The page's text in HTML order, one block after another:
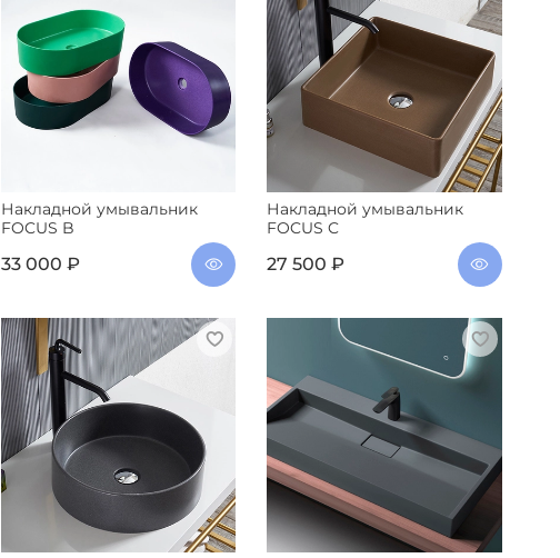
Накладной умывальник
FOCUS B
33 000 ₽
Накладной умывальник
FOCUS C
27 500 ₽